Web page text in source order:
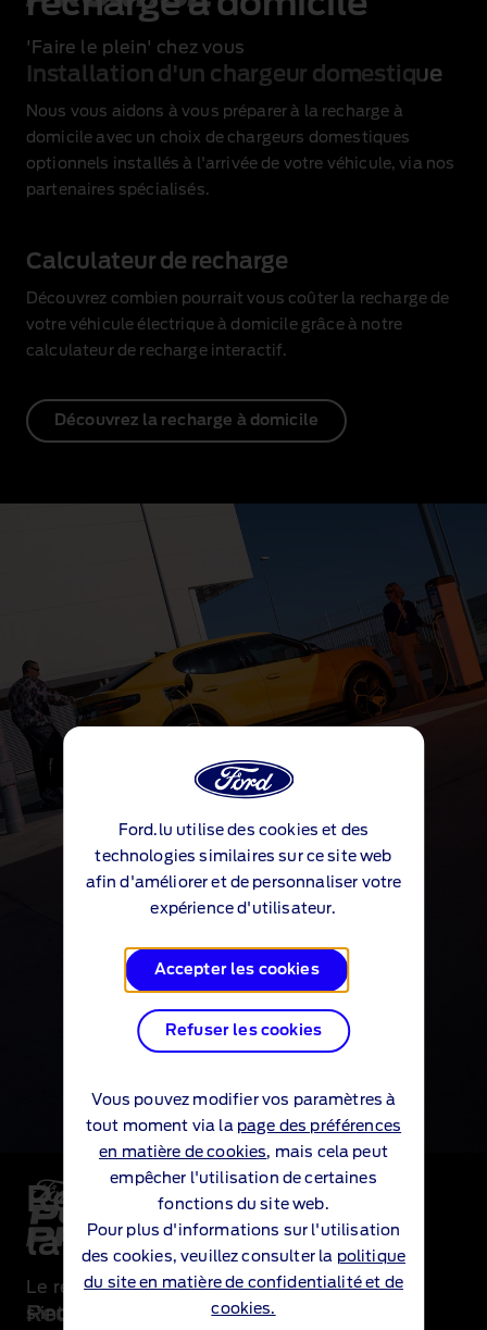
Ford.lu utilise des cookies et des
technologies similaires sur ce site web
afin d'améliorer et de personnaliser votre
expérience d'utilisateur.
Accepter les cookies
Refuser les cookies
Vous pouvez modifier vos paramètres à
tout moment via la page des préférences
en matière de cookies, mais cela peut
empêcher l'utilisation de certaines
fonctions du site web.
Pour plus d'informations sur l'utilisation
des cookies, veuillez consulter la politique
du site en matière de confidentialité et de
cookies.
'Faire le plein' chez vous
Installation d'un chargeur domestique
Nous vous aidons à vous préparer à la recharge à
domicile avec un choix de chargeurs domestiques
optionnels installés à l'arrivée de votre véhicule, via nos
partenaires spécialisés.
Calculateur de recharge
Découvrez combien pourrait vous coûter la recharge de
votre véhicule électrique à domicile grâce à notre
calculateur de recharge interactif.
Découvrez la recharge à domicile
Recharge facile sur
la route
Le réseau BlueOval™ Charge Network
s’intègre parfaitement à votre Ford et à
Recharge pratique